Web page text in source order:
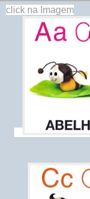
click na Imagem